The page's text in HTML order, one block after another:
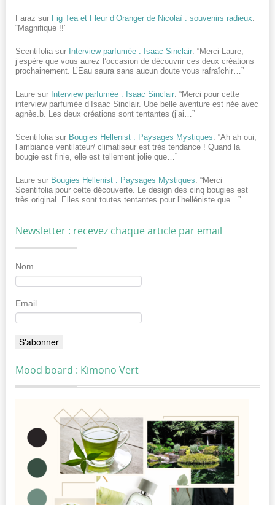
Faraz sur Fig Tea et Fleur d’Oranger de Nicolaï : souvenirs radieux:
“Magnifique !!”
Scentifolia sur Interview parfumée : Isaac Sinclair: “Merci Laure,
j’espère que vous aurez l’occasion de découvrir ces deux créations
prochainement. L’Eau saura sans aucun doute vous rafraîchir… ”
Laure sur Interview parfumée : Isaac Sinclair: “Merci pour cette
interview parfumée d’Isaac Sinclair. Ube belle aventure est née avec
agnès.b. Les deux créations sont tentantes (j’ai… ”
Scentifolia sur Bougies Hellenist : Paysages Mystiques: “Ah ah oui,
l’ambiance ventilateur/ climatiseur est très tendance ! Quand la
bougie est finie, elle est tellement jolie que…”
Laure sur Bougies Hellenist : Paysages Mystiques: “Merci
Scentifolia pour cette découverte. Le design des cinq bougies est
très original. Elles sont toutes tentantes pour l’helléniste que…”
Newsletter : recevez chaque article par email
Nom
Email
Mood board : Kimono Vert